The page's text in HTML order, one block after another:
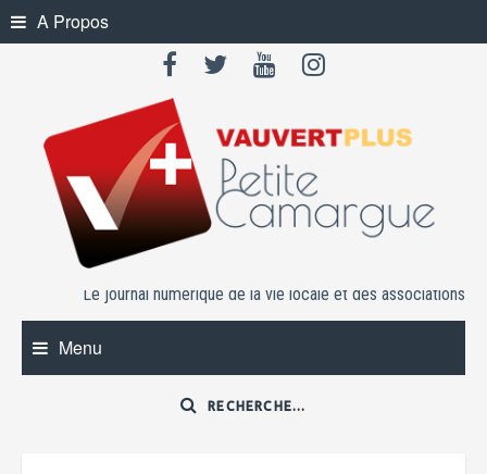
Skip
to
A Propos
Le journal numérique de la vie locale et des associations
Menu